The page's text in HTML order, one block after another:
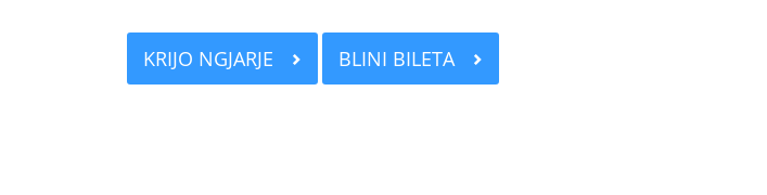
KRIJO NGJARJE BLINI BILETA